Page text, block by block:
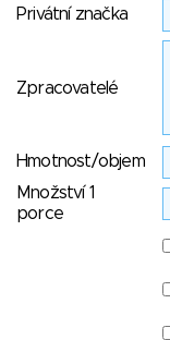
Privátní značka
Zpracovatelé
Hmotnost/objem
Množství 1
porce